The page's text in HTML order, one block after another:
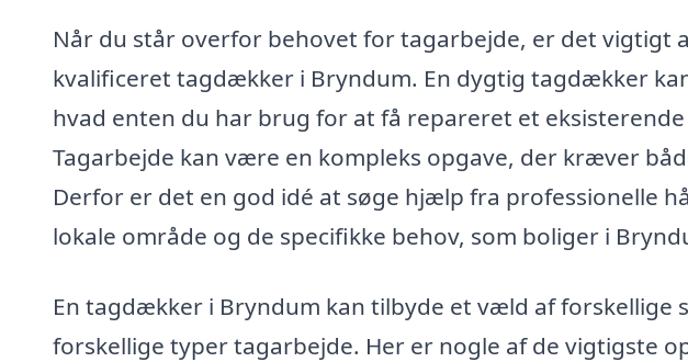
Når du står overfor behovet for tagarbejde, er det vigtigt
kvalificeret tagdækker i Bryndum. En dygtig tagdækker
hvad enten du har brug for at få repareret et
Tagarbejde kan være en kompleks opgave, der kræver
Derfor er det en god idé at søge hjælp fra professionelle
lokale område og de specifikke behov, som boliger i
En tagdækker i Bryndum kan tilbyde et væld af forskellige
forskellige typer tagarbejde. Her er nogle af de vigtigste